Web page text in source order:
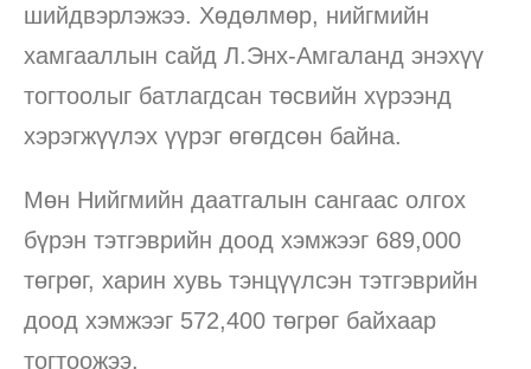
шийдвэрлэжээ. Хөдөлмөр, нийгмийн
хамгааллын сайд Л.Энх-Амгаланд энэхүү
тогтоолыг батлагдсан төсвийн хүрээнд
хэрэгжүүлэх үүрэг өгөгдсөн байна.
Мөн Нийгмийн даатгалын сангаас олгох
бүрэн тэтгэврийн доод хэмжээг 689,000
төгрөг, харин хувь тэнцүүлсэн тэтгэврийн
доод хэмжээг 572,400 төгрөг байхаар
тогтоожээ.